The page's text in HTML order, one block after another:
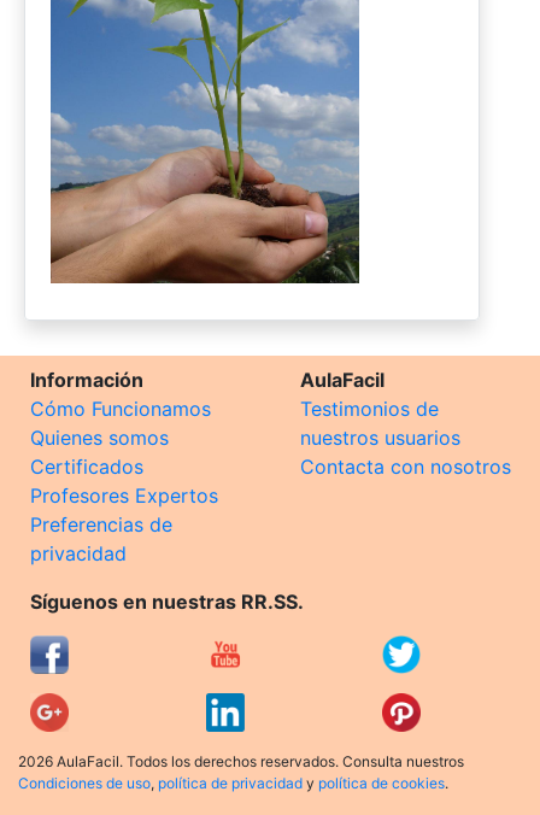
Información
Cómo Funcionamos
Quienes somos
Certificados
Profesores Expertos
Preferencias de
privacidad
AulaFacil
Testimonios de
nuestros usuarios
Contacta con nosotros
Síguenos en nuestras RR.SS.
2026 AulaFacil. Todos los derechos reservados. Consulta nuestros
Condiciones de uso, política de privacidad y política de cookies.